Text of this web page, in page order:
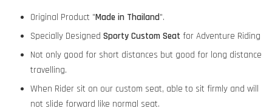
Original Product "Made in Thailand".
Specially Designed Sporty Custom Seat for Adventure Riding
Not only good for short distances but good for long distance
travelling.
When Rider sit on our custom seat, able to sit firmly and will
not slide forward like normal seat.